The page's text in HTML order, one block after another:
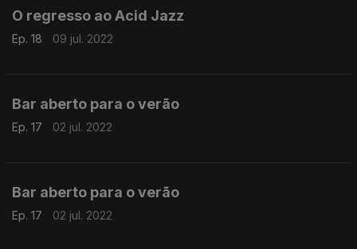
O regresso ao Acid Jazz
Ep. 18 09 jul. 2022
Bar aberto para o verão
Ep. 17 02 jul. 2022
Bar aberto para o verão
Ep. 17 02 jul. 2022